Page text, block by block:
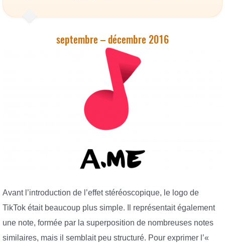
septembre – décembre 2016
Avant l’introduction de l’effet stéréoscopique, le logo de
TikTok était beaucoup plus simple. Il représentait également
une note, formée par la superposition de nombreuses notes
similaires, mais il semblait peu structuré. Pour exprimer l’«